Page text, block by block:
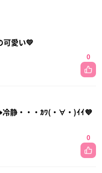
可愛い💛
0
静・・・ｶﾜ(・∀・)ｲｲ💜
0